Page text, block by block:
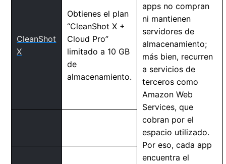
CleanShot
X
Obtienes el plan
“CleanShot X +
Cloud Pro”
limitado a 10 GB
de
almacenamiento.
apps no compran
ni mantienen
servidores de
almacenamiento;
más bien, recurren
a servicios de
terceros como
Amazon Web
Services, que
cobran por el
espacio utilizado.
Por eso, cada app
encuentra el